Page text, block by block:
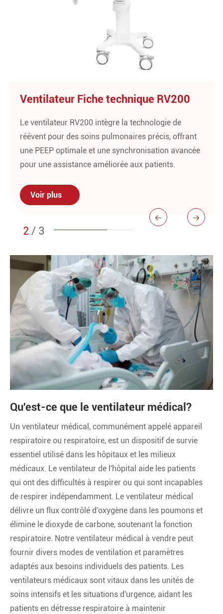
Ventilateur Fiche technique RV200
Le ventilateur RV200 intègre la technologie de
réévent pour des soins pulmonaires précis, offrant
une PEEP optimale et une synchronisation avancée
pour une assistance améliorée aux patients.
Voir plus
2 / 3
 
Qu'est-ce que le ventilateur médical?
Un ventilateur médical, communément appelé appareil
respiratoire ou respiratoire, est un dispositif de survie
essentiel utilisé dans les hôpitaux et les milieux
médicaux. Le ventilateur de l'hôpital aide les patients
qui ont des difficultés à respirer ou qui sont incapables
de respirer indépendamment. Le ventilateur médical
délivre un flux contrôlé d'oxygène dans les poumons et
élimine le dioxyde de carbone, soutenant la fonction
respiratoire. Notre ventilateur médical à vendre peut
fournir divers modes de ventilation et paramètres
adaptés aux besoins individuels des patients. Les
ventilateurs médicaux sont vitaux dans les unités de
soins intensifs et les situations d'urgence, aidant les
patients en détresse respiratoire à maintenir